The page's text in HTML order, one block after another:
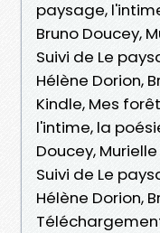
paysage,
Bruno Doucey,
Suivi de Le
Hélène Dorion,
Kindle, Mes
l'intime, la
Doucey,
Suivi de Le
Hélène Dorion,